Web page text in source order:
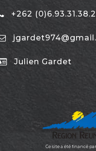
+262
Julien Gardet
Ce site a été financé